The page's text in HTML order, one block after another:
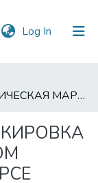
Log In (current)
ПРОСОДИЧЕСКАЯ МАРКИРОВКА ОЦЕНКИ В АНГЛИЙСКОМ НАРРАТИВНОМ ДИСКУРСЕ